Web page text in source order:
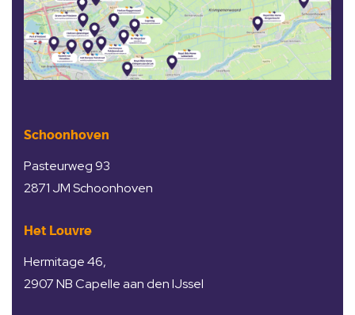
Schoonhoven
Pasteurweg 93
2871 JM Schoonhoven
Het Louvre
Hermitage 46,
2907 NB Capelle aan den IJssel